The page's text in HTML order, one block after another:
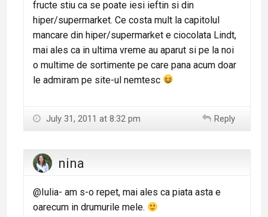
fructe stiu ca se poate iesi ieftin si din
hiper/supermarket. Ce costa mult la capitolul
mancare din hiper/supermarket e ciocolata Lindt,
mai ales ca in ultima vreme au aparut si pe la noi
o multime de sortimente pe care pana acum doar
le admiram pe site-ul nemtesc
July 31, 2011 at 8:32 pm Reply
nina
@Iulia- am s-o repet, mai ales ca piata asta e
oarecum in drumurile mele.